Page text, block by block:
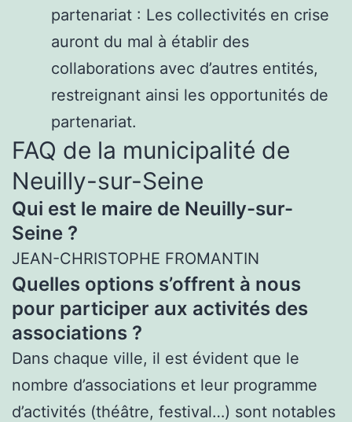
partenariat : Les collectivités en crise
auront du mal à établir des
collaborations avec d’autres entités,
restreignant ainsi les opportunités de
partenariat.
FAQ de la municipalité de
Neuilly-sur-Seine
Qui est le maire de Neuilly-sur-
Seine ?
JEAN-CHRISTOPHE FROMANTIN
Quelles options s’offrent à nous
pour participer aux activités des
associations ?
Dans chaque ville, il est évident que le
nombre d’associations et leur programme
d’activités (théâtre, festival…) sont notables